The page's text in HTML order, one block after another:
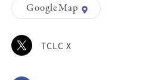
GoogleMap
TCLC X